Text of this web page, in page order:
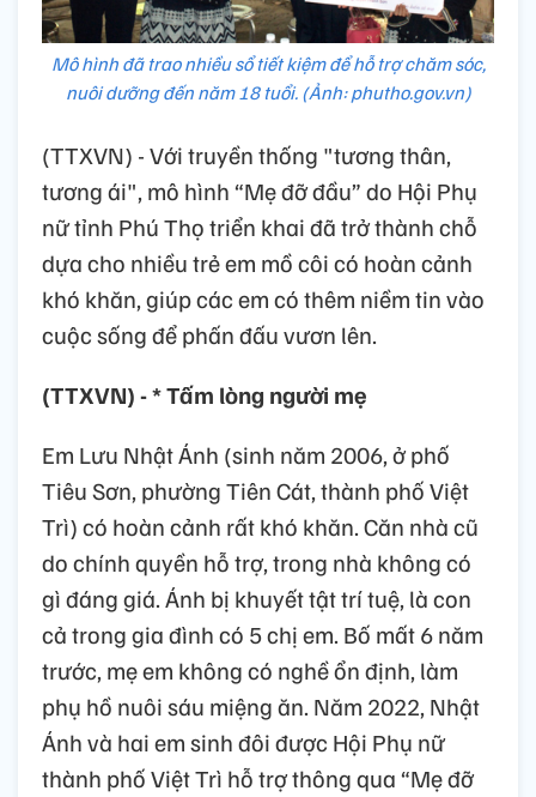
Mô hình đã trao nhiều sổ tiết kiệm để hỗ trợ chăm sóc,
nuôi dưỡng đến năm 18 tuổi. (Ảnh: phutho.gov.vn)
(TTXVN) - Với truyền thống "tương thân,
tương ái", mô hình “Mẹ đỡ đầu” do Hội Phụ
nữ tỉnh Phú Thọ triển khai đã trở thành chỗ
dựa cho nhiều trẻ em mồ côi có hoàn cảnh
khó khăn, giúp các em có thêm niềm tin vào
cuộc sống để phấn đấu vươn lên.
(TTXVN) - * Tấm lòng người mẹ
Em Lưu Nhật Ánh (sinh năm 2006, ở phố
Tiêu Sơn, phường Tiên Cát, thành phố Việt
Trì) có hoàn cảnh rất khó khăn. Căn nhà cũ
do chính quyền hỗ trợ, trong nhà không có
gì đáng giá. Ánh bị khuyết tật trí tuệ, là con
cả trong gia đình có 5 chị em. Bố mất 6 năm
trước, mẹ em không có nghề ổn định, làm
phụ hồ nuôi sáu miệng ăn. Năm 2022, Nhật
Ánh và hai em sinh đôi được Hội Phụ nữ
thành phố Việt Trì hỗ trợ thông qua “Mẹ đỡ